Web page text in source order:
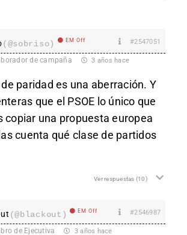
(@sobriso) EM Off #2547051
de campaña 3 años hace
paridad es una aberración. Y
que el PSOE lo único que
copiar una propuesta europea
cuenta qué clase de partidos
Ver respuestas (10)
(@blackout) EM Off #2546987
de Ejecutiva 3 años hace